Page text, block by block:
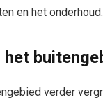
en het onderhoud.
verder